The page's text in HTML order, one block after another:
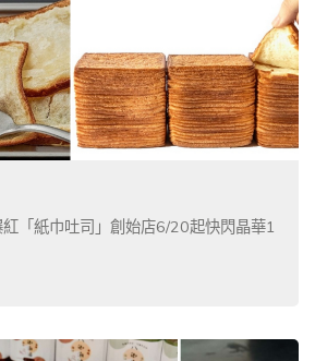
「紙巾吐司」創始店6/20起快閃晶華1